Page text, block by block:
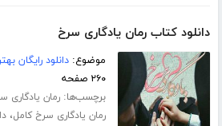
دانلود کتاب رمان یادگاری سرخ
موضوع:دانلود رایگان
۲۶۰ صفحه
برچسب‌ها:رمان یادگاری
رمان یادگاری سرخ کامل،